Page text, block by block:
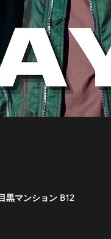
黒マンション B12